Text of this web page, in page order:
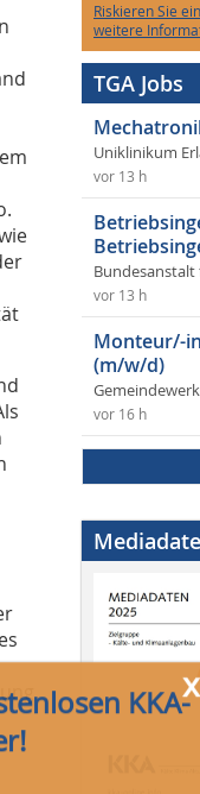
KKA-
Meldungen
Apps, Whitepapers
Hinweise auf
interessante Artikel
Klima Aktuell
Riskieren Sie
weitere
TGA Jobs
Uniklinikum
vor 13 h
vor 13 h
Monteur/-
(m/w/d)
vor 16 h